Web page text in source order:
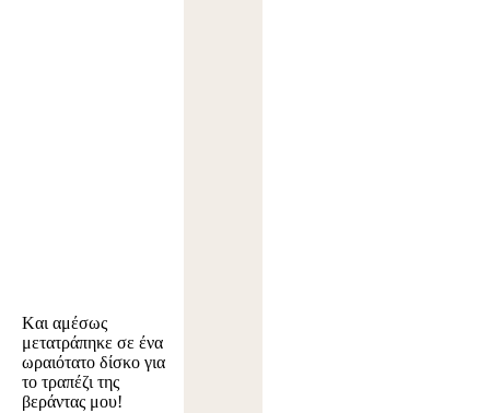
Kαι αμέσως
μετατράπηκε σε ένα
ωραιότατο δίσκο για
το τραπέζι της
βεράντας μου!